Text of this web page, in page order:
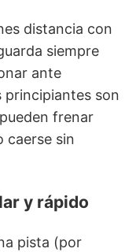
distancia con
siempre
ante
principiantes son
frenar
caerse sin
y rápido
pista (por